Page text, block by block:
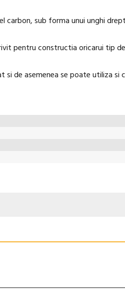
sub forma unui unghi
pentru constructia oricarui tip
de asemenea se poate utiliza si